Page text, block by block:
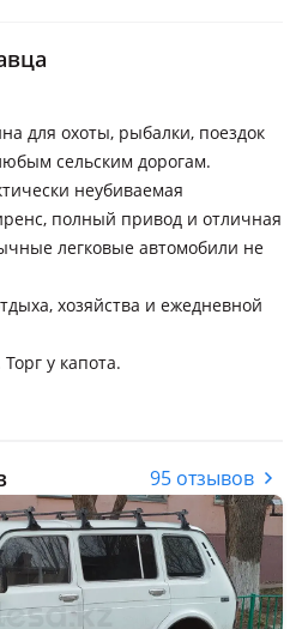
для охоты, рыбалки, поездок
сельским дорогам.
неубиваемая
полный привод и отличная
легковые автомобили не
хозяйства и ежедневной
у капота.
95 отзывов